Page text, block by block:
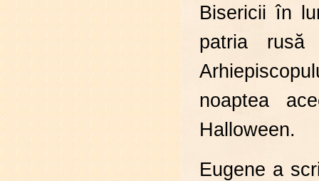
Bisericii în
patria
noaptea
Halloween.
Eugene a